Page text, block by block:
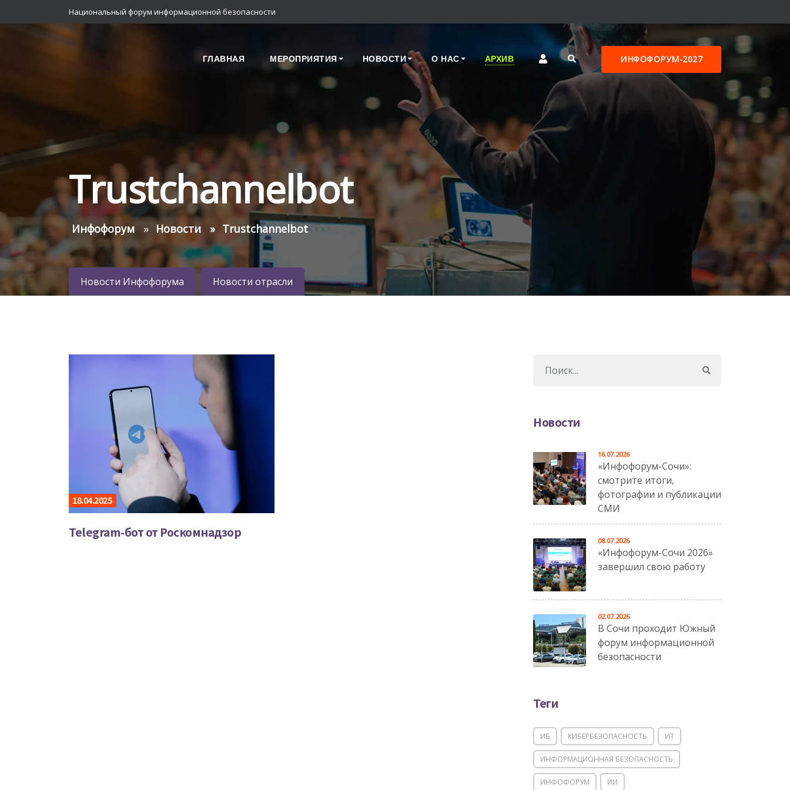
Национальный форум информационной безопасности
ГЛАВНАЯ МЕРОПРИЯТИЯ НОВОСТИ О НАС АРХИВ ИНФОФОРУМ-2027
Trustchannelbot
Инфофорум Новости Trustchannelbot
Новости Инфофорума Новости отрасли
18.04.2025
Telegram-бот от Роскомнадзор
Новости
«Инфофорум-Сочи»:
смотрите итоги,
фотографии и публикации
СМИ
16.07.2026
«Инфофорум-Сочи 2026»
завершил свою работу
08.07.2026
В Сочи проходит Южный
форум информационной
безопасности
02.07.2026
Теги
ИБ КИБЕРБЕЗОПАСНОСТЬ ИТ
ИНФОРМАЦИОННАЯ БЕЗОПАСНОСТЬ
ИНФОФОРУМ ИИ